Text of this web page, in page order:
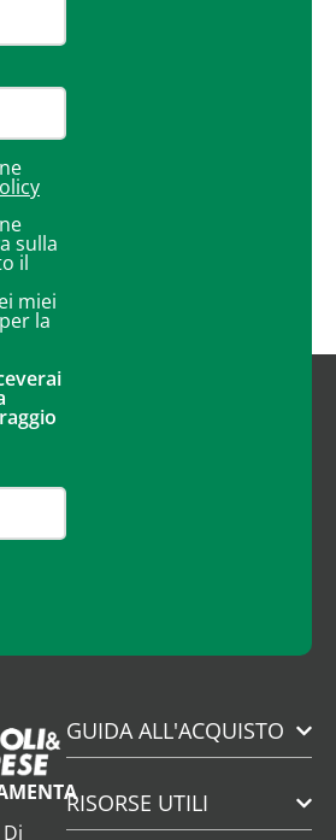
sulla
il
miei
la
GUIDA ALL'ACQUISTO
RISORSE UTILI